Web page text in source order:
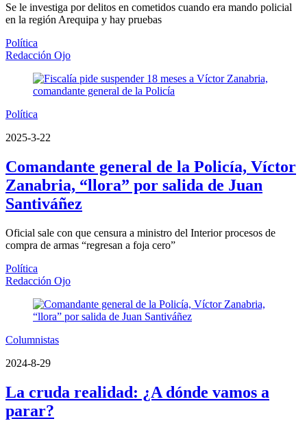
Se le investiga por delitos en cometidos cuando era mando policial
en la región Arequipa y hay pruebas
Política
Redacción Ojo
Política
2025-3-22
Comandante general de la Policía, Víctor
Zanabria, “llora” por salida de Juan
Santiváñez
Oficial sale con que censura a ministro del Interior procesos de
compra de armas “regresan a foja cero”
Política
Redacción Ojo
Columnistas
2024-8-29
La cruda realidad: ¿A dónde vamos a
parar?